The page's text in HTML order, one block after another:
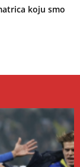
koju smo